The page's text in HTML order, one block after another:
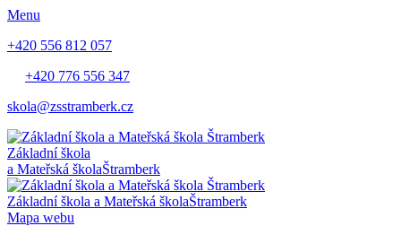
Menu
+420 556 812 057
+420 776 556 347
skola@zsstramberk.cz
Základní škola
a Mateřská školaŠtramberk
Základní škola a Mateřská školaŠtramberk
Mapa webu